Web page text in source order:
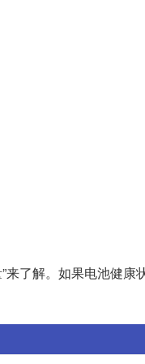
来了解。如果电池健康